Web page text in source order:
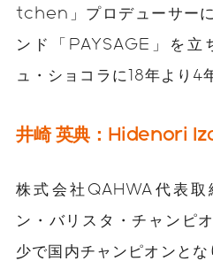
tchen」プロデューサー
ンド「PAYSAGE」を立
ュ・ショコラに18年より4
井崎 英典：Hidenori
株式会社QAHWA代表
ン・バリスタ・チャンピ
少で国内チャンピオンとな